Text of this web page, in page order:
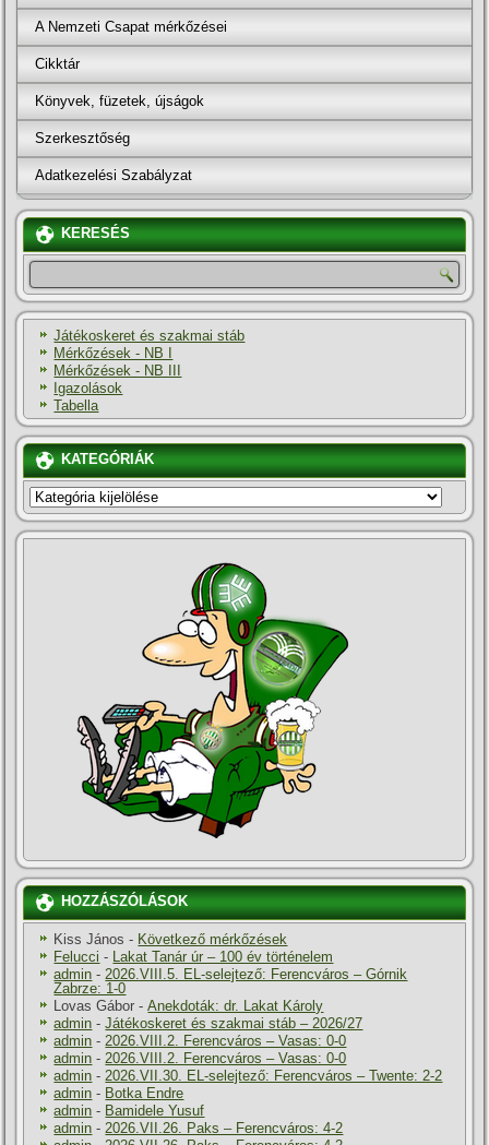
A Nemzeti Csapat mérkőzései
Cikktár
Könyvek, füzetek, újságok
Szerkesztőség
Adatkezelési Szabályzat
KERESÉS
Játékoskeret és szakmai stáb
Mérkőzések - NB I
Mérkőzések - NB III
Igazolások
Tabella
KATEGÓRIÁK
KATEGÓRIÁK
HOZZÁSZÓLÁSOK
Kiss János - Következő mérkőzések
Felucci - Lakat Tanár úr – 100 év történelem
admin -2026.VIII.5. EL-selejtező: Ferencváros – Górnik
Zabrze: 1-0
Lovas Gábor -Anekdoták: dr. Lakat Károly
admin -Játékoskeret és szakmai stáb – 2026/27
admin -2026.VIII.2. Ferencváros – Vasas: 0-0
admin -2026.VIII.2. Ferencváros – Vasas: 0-0
admin -2026.VII.30. EL-selejtező: Ferencváros – Twente: 2-2
admin - Botka Endre
admin - Bamidele Yusuf
admin -2026.VII.26. Paks – Ferencváros: 4-2